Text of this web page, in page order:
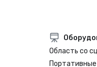
Область со